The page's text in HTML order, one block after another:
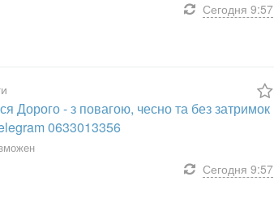
Сегодня 9:57
Дорого - з повагою, чесно та без затримок
0633013356
Сегодня 9:57